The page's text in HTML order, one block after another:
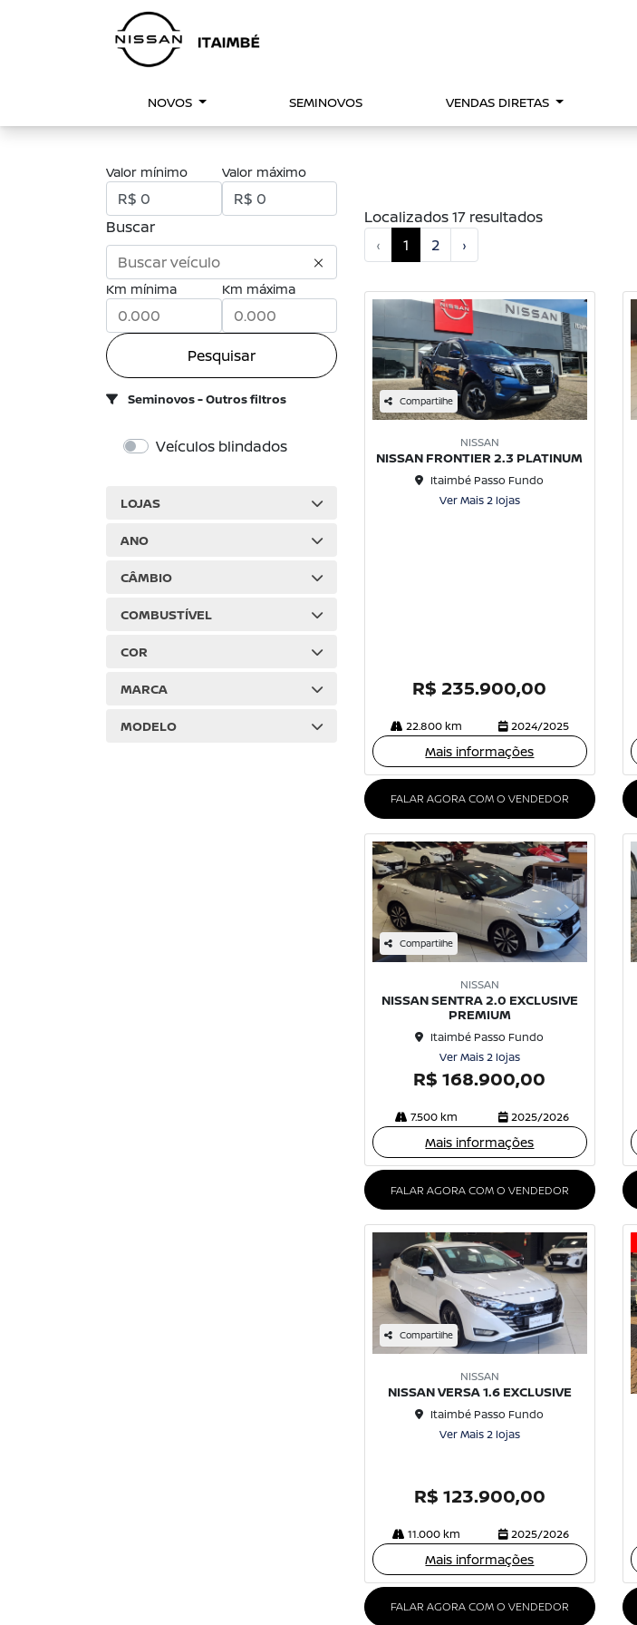
NOVOS SEMINOVOS VENDAS DIRETAS
Valor mínimo Valor máximo
Buscar
Km mínima Km máxima
Pesquisar
Seminovos - Outros filtros
Veículos blindados
LOJAS
ANO
CÂMBIO
COMBUSTÍVEL
COR
MARCA
MODELO
Localizados 17 resultados
‹
1 2 ›
Compartilhe
NISSAN
NISSAN FRONTIER 2.3 PLATINUM
Itaimbé Passo Fundo
Ver Mais 2 lojas
R$ 235.900,00
22.800 km 2024/2025
Mais informações
FALAR AGORA COM O VENDEDOR
Compartilhe
NISSAN
NISSAN SENTRA 2.0 EXCLUSIVE
PREMIUM
Itaimbé Passo Fundo
Ver Mais 2 lojas
R$ 168.900,00
7.500 km 2025/2026
Mais informações
FALAR AGORA COM O VENDEDOR
Compartilhe
NISSAN
NISSAN VERSA 1.6 EXCLUSIVE
Itaimbé Passo Fundo
Ver Mais 2 lojas
R$ 123.900,00
11.000 km 2025/2026
Mais informações
FALAR AGORA COM O VENDEDOR